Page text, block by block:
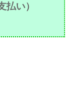
い）